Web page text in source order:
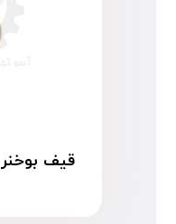
قیف بوخنر